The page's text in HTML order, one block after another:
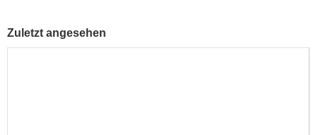
Zuletzt angesehen